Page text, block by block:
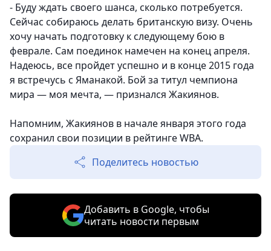
- Буду ждать своего шанса, сколько потребуется.
Сейчас собираюсь делать британскую визу. Очень
хочу начать подготовку к следующему бою в
феврале. Сам поединок намечен на конец апреля.
Надеюсь, все пройдет успешно и в конце 2015 года
я встречусь с Яманакой. Бой за титул чемпиона
мира — моя мечта, — признался Жакиянов.
Напомним, Жакиянов в начале января этого года
сохранил свои позиции в рейтинге WBA.
Поделитесь новостью
Добавить в Google, чтобы
читать новости первым